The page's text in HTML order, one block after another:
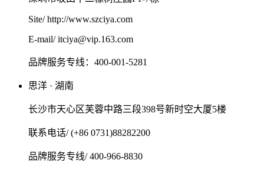
Site/ http://www.szciya.com
E-mail/ itciya@vip.163.com
品牌服务专线：400-001-5281
思洋 · 湖南
长沙市天心区芙蓉中路三段398号新时空大厦5楼
联系电话/ (+86 0731)88282200
品牌服务专线/ 400-966-8830